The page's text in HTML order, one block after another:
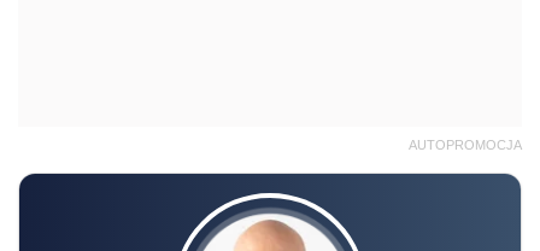
AUTOPROMOCJA